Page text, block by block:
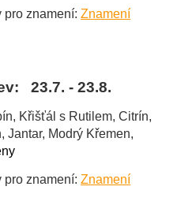
pro znamení:Znamení
23.7. - 23.8.
Křišťál s Rutilem, Citrín,
Jantar, Modrý Křemen,
pro znamení:Znamení